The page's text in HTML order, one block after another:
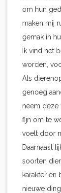
om hun
maken mij
gemak in
Ik vind het
worden,
Als
genoeg
neem deze
fijn om te
voelt door
Daarnaast
soorten
karakter en
nieuwe